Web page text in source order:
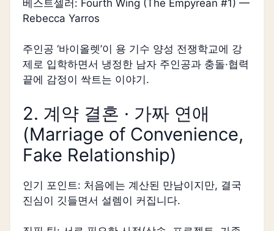
베스트셀러: Fourth Wing (The Empyrean #1) —
Rebecca Yarros
주인공 ‘바이올렛’이 용 기수 양성 전쟁학교에 강
제로 입학하면서 냉정한 남자 주인공과 충돌·협력
끝에 감정이 싹트는 이야기.
2. 계약 결혼 · 가짜 연애
(Marriage of Convenience,
Fake Relationship)
인기 포인트: 처음에는 계산된 만남이지만, 결국
진심이 깃들면서 설렘이 커집니다.